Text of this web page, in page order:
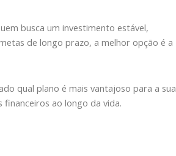
busca um investimento estável,
de longo prazo, a melhor opção é a
qual plano é mais vantajoso para a sua
ao longo da vida.